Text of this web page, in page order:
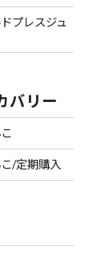
プレスジュ
バリー
/定期購入